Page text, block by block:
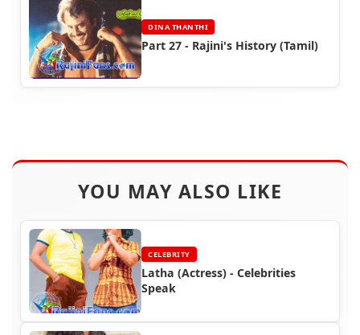
DINA THANTHI
Part 27 - Rajini's History (Tamil)
YOU MAY ALSO LIKE
CELEBRITY
Latha (Actress) - Celebrities
Speak